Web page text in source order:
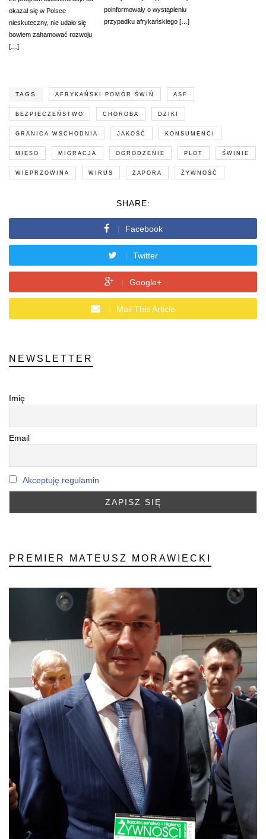
okazał się w Polsce
nieskuteczny, nie udało się
bowiem zahamować rozwoju
[…]
poinformowały o wystąpieniu
przypadku afrykańskiego […]
TAGS AFRYKAŃSKI POMÓR ŚWIŃ ASF
BEZPIECZEŃSTWO CHOROBA DZIKI
GRANICA WSCHODNIA JAKOŚĆ KONSUMENCI
MIĘSO MIGRACJA OGRODZENIE PŁOT ŚWINIE
WIEPRZOWINA WIRUS ZAPORA ŻYWNOŚĆ
SHARE:
Facebook
Twitter
Google+
Mail This Article
NEWSLETTER
Imię
Email
Akceptuję regulamin
PREMIER MATEUSZ MORAWIECKI